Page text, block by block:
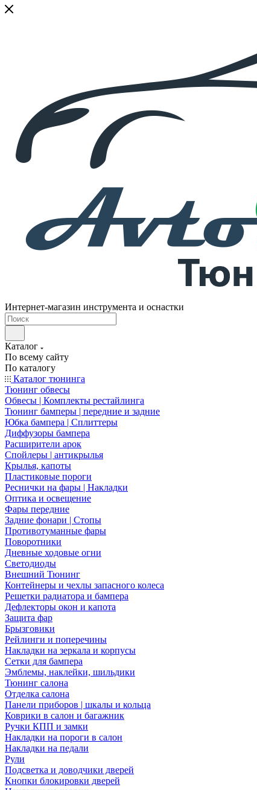
Интернет-магазин инструмента и оснастки
Каталог
По всему сайту
По каталогу
Каталог тюнинга
Тюнинг обвесы
Обвесы | Комплекты рестайлинга
Тюнинг бамперы | передние и задние
Юбка бампера | Сплиттеры
Диффузоры бампера
Расширители арок
Спойлеры | антикрылья
Крылья, капоты
Пластиковые пороги
Реснички на фары | Накладки
Оптика и освещение
Фары передние
Задние фонари | Стопы
Противотуманные фары
Поворотники
Дневные ходовые огни
Светодиоды
Внешний Тюнинг
Контейнеры и чехлы запасного колеса
Решетки радиатора и бампера
Дефлекторы окон и капота
Защита фар
Брызговики
Рейлинги и поперечины
Накладки на зеркала и корпусы
Сетки для бампера
Эмблемы, наклейки, шильдики
Тюнинг салона
Отделка салона
Панели приборов | шкалы и кольца
Коврики в салон и багажник
Ручки КПП и замки
Накладки на пороги в салон
Накладки на педали
Рули
Подсветка и доводчики дверей
Кнопки блокировки дверей